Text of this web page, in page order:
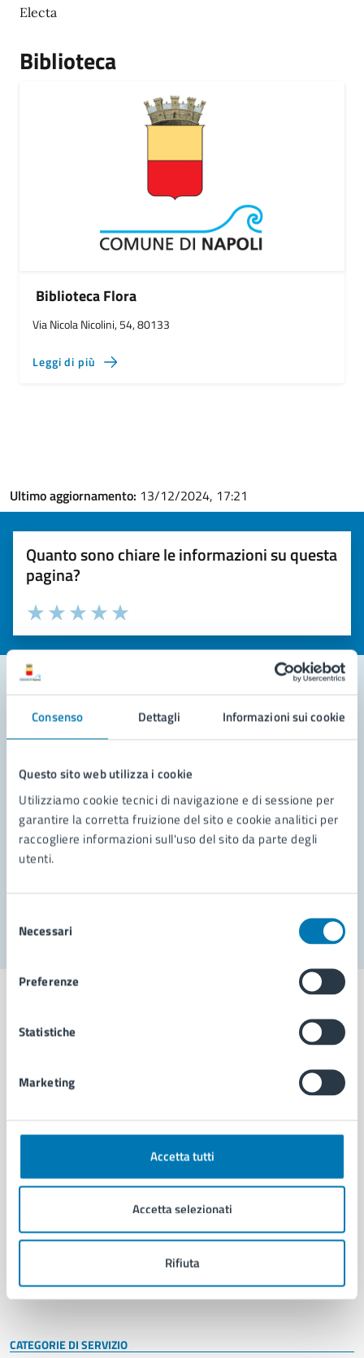
Consenso Dettagli Informazioni sui cookie
Questo sito web utilizza i cookie
Utilizziamo cookie tecnici di navigazione e di sessione per
garantire la corretta fruizione del sito e cookie analitici per
raccogliere informazioni sull'uso del sito da parte degli
utenti.
delNecessari
Preferenze
Statistiche
Marketing
Accetta tutti
Accetta selezionati
Rifiuta
Electa
Biblioteca
Biblioteca Flora
Via Nicola Nicolini, 54, 80133
Leggi di più
Ultimo aggiornamento: 13/12/2024, 17:21
Quanto sono chiare le informazioni su questa
pagina?
Valuta la chiarezza delle informazioni (da 1 a 5 stelle)
Seleziona il numero di stelle per valutare la chiarezza delle
Valuta 5 stelle su 5
Valuta 4 stelle su 5
Valuta 3 stelle su 5
Valuta 2 stelle su 5
Valuta 1 stelle su 5
Contatta il comune
Richiedi assistenza
Prenota appuntamento
Problemi in città
Aree amministrative
Uffici
Politici
Intranet, posta aziendale e protocollo
CATEGORIE DI SERVIZIO